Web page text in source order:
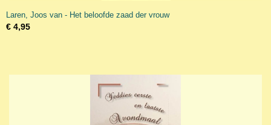
Laren, Joos van - Het beloofde zaad der vrouw
€ 4,95